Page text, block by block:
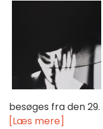
besøges fra den
[Læs mere]